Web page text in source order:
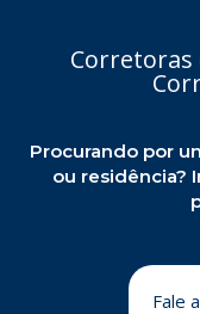
Corretoras
Procurando por
ou residência?
Fale